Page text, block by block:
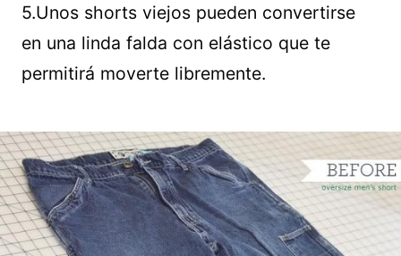
5.Unos shorts viejos pueden convertirse
en una linda falda con elástico que te
permitirá moverte libremente.